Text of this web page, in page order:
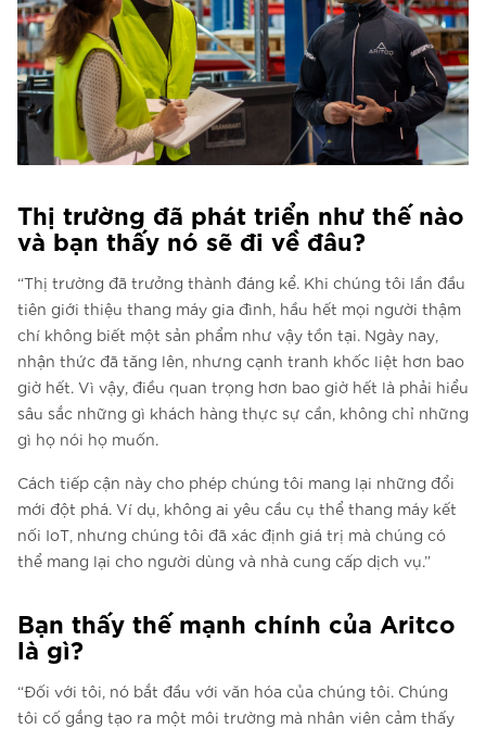
Thị trường đã phát triển như thế nào
và bạn thấy nó sẽ đi về đâu?
“Thị trường đã trưởng thành đáng kể. Khi chúng tôi lần đầu
tiên giới thiệu thang máy gia đình, hầu hết mọi người thậm
chí không biết một sản phẩm như vậy tồn tại. Ngày nay,
nhận thức đã tăng lên, nhưng cạnh tranh khốc liệt hơn bao
giờ hết. Vì vậy, điều quan trọng hơn bao giờ hết là phải hiểu
sâu sắc những gì khách hàng thực sự cần, không chỉ những
gì họ nói họ muốn.
Cách tiếp cận này cho phép chúng tôi mang lại những đổi
mới đột phá. Ví dụ, không ai yêu cầu cụ thể thang máy kết
nối IoT, nhưng chúng tôi đã xác định giá trị mà chúng có
thể mang lại cho người dùng và nhà cung cấp dịch vụ.”
Bạn thấy thế mạnh chính của Aritco
là gì?
“Đối với tôi, nó bắt đầu với văn hóa của chúng tôi. Chúng
tôi cố gắng tạo ra một môi trường mà nhân viên cảm thấy